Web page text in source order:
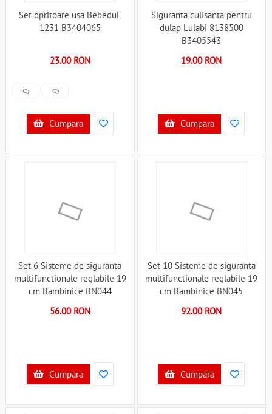
Set opritoare usa BebeduE
1231 B3404065
23.00 RON
Cumpara
Siguranta culisanta pentru
dulap Lulabi 8138500
B3405543
19.00 RON
Cumpara
Set 6 Sisteme de siguranta
multifunctionale reglabile 19
cm Bambinice BN044
56.00 RON
Cumpara
Set 10 Sisteme de siguranta
multifunctionale reglabile 19
cm Bambinice BN045
92.00 RON
Cumpara